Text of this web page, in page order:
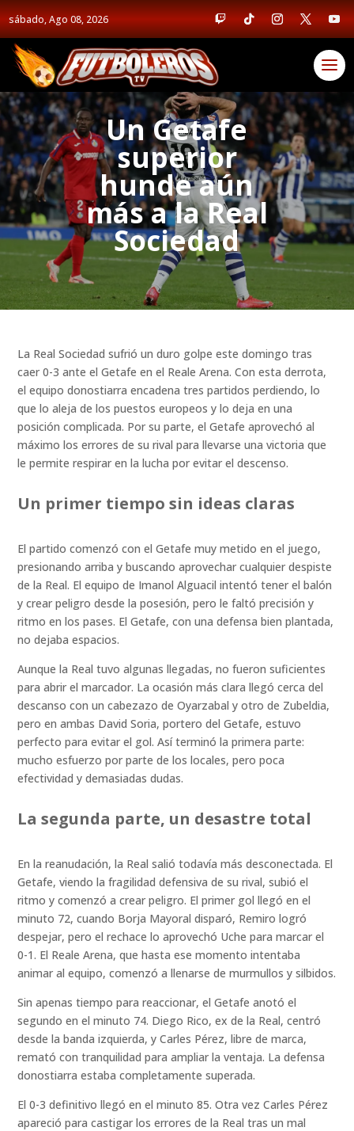
sábado, Ago 08, 2026
Un Getafe
superior
hunde aún
más a la Real
Sociedad
La Real Sociedad sufrió un duro golpe este domingo tras
caer 0-3 ante el Getafe en el Reale Arena. Con esta derrota,
el equipo donostiarra encadena tres partidos perdiendo, lo
que lo aleja de los puestos europeos y lo deja en una
posición complicada. Por su parte, el Getafe aprovechó al
máximo los errores de su rival para llevarse una victoria que
le permite respirar en la lucha por evitar el descenso.
Un primer tiempo sin ideas claras
El partido comenzó con el Getafe muy metido en el juego,
presionando arriba y buscando aprovechar cualquier despiste
de la Real. El equipo de Imanol Alguacil intentó tener el balón
y crear peligro desde la posesión, pero le faltó precisión y
ritmo en los pases. El Getafe, con una defensa bien plantada,
no dejaba espacios.
Aunque la Real tuvo algunas llegadas, no fueron suficientes
para abrir el marcador. La ocasión más clara llegó cerca del
descanso con un cabezazo de Oyarzabal y otro de Zubeldia,
pero en ambas David Soria, portero del Getafe, estuvo
perfecto para evitar el gol. Así terminó la primera parte:
mucho esfuerzo por parte de los locales, pero poca
efectividad y demasiadas dudas.
La segunda parte, un desastre total
En la reanudación, la Real salió todavía más desconectada. El
Getafe, viendo la fragilidad defensiva de su rival, subió el
ritmo y comenzó a crear peligro. El primer gol llegó en el
minuto 72, cuando Borja Mayoral disparó, Remiro logró
despejar, pero el rechace lo aprovechó Uche para marcar el
0-1. El Reale Arena, que hasta ese momento intentaba
animar al equipo, comenzó a llenarse de murmullos y silbidos.
Sin apenas tiempo para reaccionar, el Getafe anotó el
segundo en el minuto 74. Diego Rico, ex de la Real, centró
desde la banda izquierda, y Carles Pérez, libre de marca,
remató con tranquilidad para ampliar la ventaja. La defensa
donostiarra estaba completamente superada.
El 0-3 definitivo llegó en el minuto 85. Otra vez Carles Pérez
apareció para castigar los errores de la Real tras un mal